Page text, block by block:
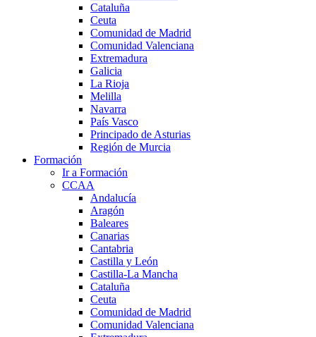
Cataluña
Ceuta
Comunidad de Madrid
Comunidad Valenciana
Extremadura
Galicia
La Rioja
Melilla
Navarra
País Vasco
Principado de Asturias
Región de Murcia
Formación
Ir a Formación
CCAA
Andalucía
Aragón
Baleares
Canarias
Cantabria
Castilla y León
Castilla-La Mancha
Cataluña
Ceuta
Comunidad de Madrid
Comunidad Valenciana